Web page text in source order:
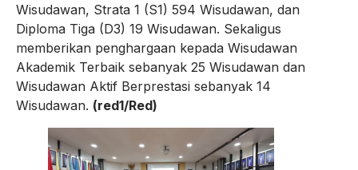
Wisudawan, Strata 1 (S1) 594 Wisudawan, dan
Diploma Tiga (D3) 19 Wisudawan. Sekaligus
memberikan penghargaan kepada Wisudawan
Akademik Terbaik sebanyak 25 Wisudawan dan
Wisudawan Aktif Berprestasi sebanyak 14
Wisudawan. (red1/Red)